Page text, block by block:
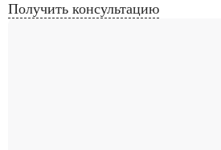
Получить консультацию